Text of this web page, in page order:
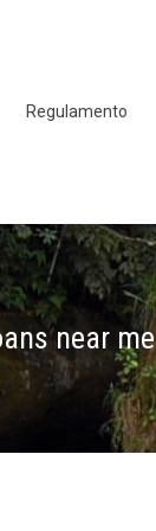
Regulamento
near me